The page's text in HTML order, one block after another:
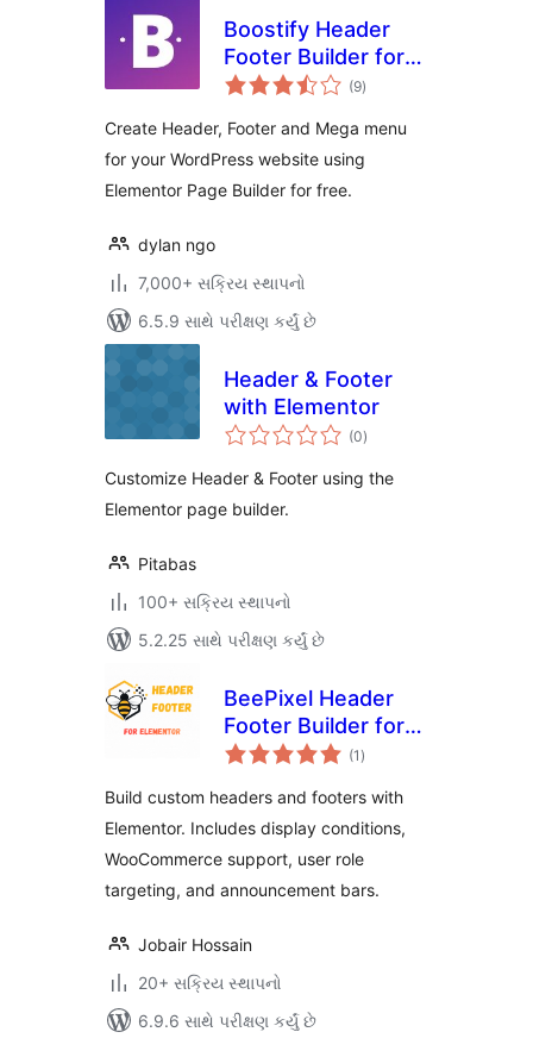
Boostify Header
Footer Builder for
Elementor
(9કુલ
રેટિંગ્સ
)
Create Header, Footer and Mega menu
for your WordPress website using
Elementor Page Builder for free.
dylan ngo
7,000+ સક્રિય સ્થાપનો
6.5.9 સાથે પરીક્ષણ કર્યું છે
Header & Footer
with Elementor
(0કુલ
રેટિંગ્સ
)
Customize Header & Footer using the
Elementor page builder.
Pitabas
100+ સક્રિય સ્થાપનો
5.2.25 સાથે પરીક્ષણ કર્યું છે
BeePixel Header
Footer Builder for
Elementor
(1 કુલ
રેટિંગ્સ
)
Build custom headers and footers with
Elementor. Includes display conditions,
WooCommerce support, user role
targeting, and announcement bars.
Jobair Hossain
20+ સક્રિય સ્થાપનો
6.9.6 સાથે પરીક્ષણ કર્યું છે